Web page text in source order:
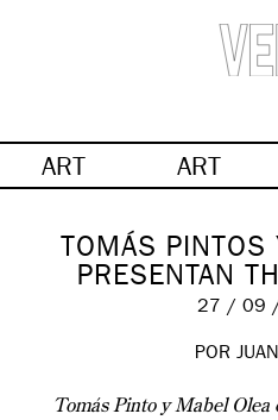
ART ART
TOMÁS
PRESENTAN
27 / 09
POR
Tomás Pinto y Mabel